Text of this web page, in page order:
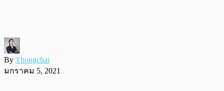
By Thongchai
มกราคม 5, 2021